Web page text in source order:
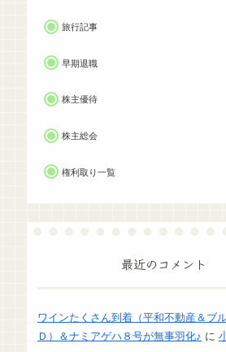
旅行記事
早期退職
株主優待
株主総会
権利取り一覧
最近のコメント
ワインたくさん到着（平和不動産＆ブ
Ｄ）＆ナミアゲハ８号が無事羽化♪ に